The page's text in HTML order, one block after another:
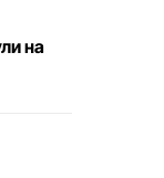
на